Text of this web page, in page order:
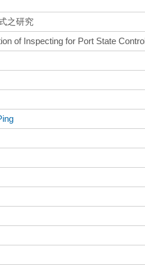
之研究
of Inspecting for Port State Control